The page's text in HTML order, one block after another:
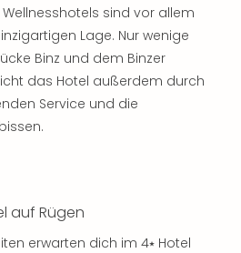
sind vor allem
Lage. Nur wenige
Binz und dem Binzer
das Hotel außerdem durch
Service und die
auf Rügen
erwarten dich im 4⭑ Hotel